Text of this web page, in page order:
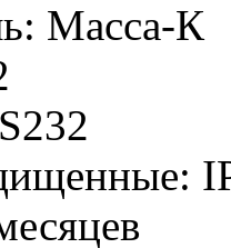
: Масса-К
: